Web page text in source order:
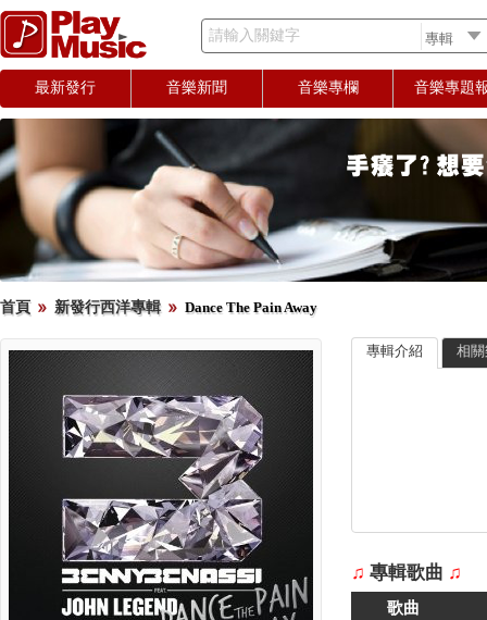
請輸入關鍵字
最新發行 音樂新聞 音樂專欄 音樂專題
首頁 新發行西洋專輯 Dance The Pain Away
專輯介紹 相
♫ 專輯歌曲 ♫
歌曲